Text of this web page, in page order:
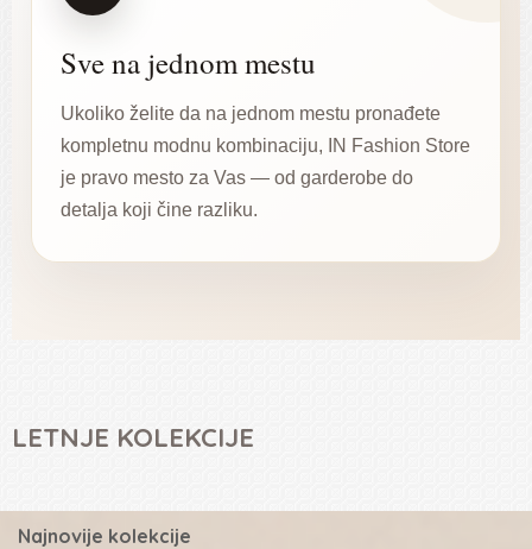
Sve na jednom mestu
Ukoliko želite da na jednom mestu pronađete
kompletnu modnu kombinaciju, IN Fashion Store
je pravo mesto za Vas — od garderobe do
detalja koji čine razliku.
LETNJE KOLEKCIJE
Najnovije kolekcije